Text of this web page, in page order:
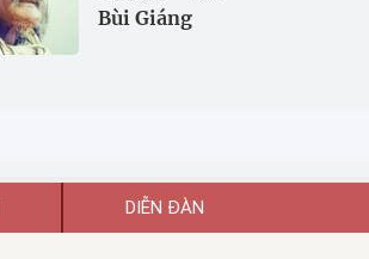
Bùi Giáng
DIỄN ĐÀN